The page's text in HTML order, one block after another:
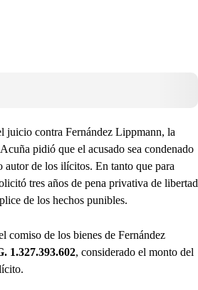
juicio contra Fernández Lippmann, la
pidió que el acusado sea condenado
autor de los ilícitos. En tanto que para
tres años de pena privativa de libertad
de los hechos punibles.
comiso de los bienes de Fernández
1.327.393.602, considerado el monto del